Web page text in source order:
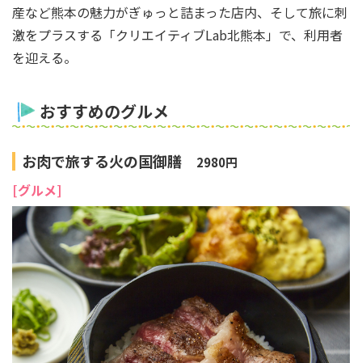
産など熊本の魅力がぎゅっと詰まった店内、そして旅に刺
激をプラスする「クリエイティブLab北熊本」で、利用者
を迎える。
おすすめのグルメ
お肉で旅する火の国御膳 2980円
[グルメ]